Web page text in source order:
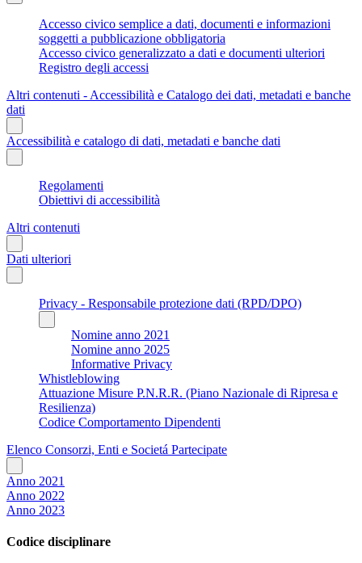
Accesso civico semplice a dati, documenti e informazioni
soggetti a pubblicazione obbligatoria
Accesso civico generalizzato a dati e documenti ulteriori
Registro degli accessi
Altri contenuti - Accessibilità e Catalogo dei dati, metadati e banche
dati
Accessibilità e catalogo di dati, metadati e banche dati
Regolamenti
Obiettivi di accessibilità
Altri contenuti
Dati ulteriori
Privacy - Responsabile protezione dati (RPD/DPO)
Nomine anno 2021
Nomine anno 2025
Informative Privacy
Whistleblowing
Attuazione Misure P.N.R.R. (Piano Nazionale di Ripresa e
Resilienza)
Codice Comportamento Dipendenti
Elenco Consorzi, Enti e Societá Partecipate
Anno 2021
Anno 2022
Anno 2023
Codice disciplinare